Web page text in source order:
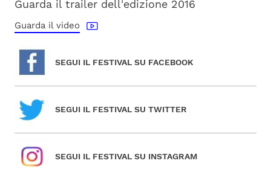
Guarda il trailer dell'edizione 2016
Guarda il video
SEGUI IL FESTIVAL SU FACEBOOK
SEGUI IL FESTIVAL SU TWITTER
SEGUI IL FESTIVAL SU INSTAGRAM